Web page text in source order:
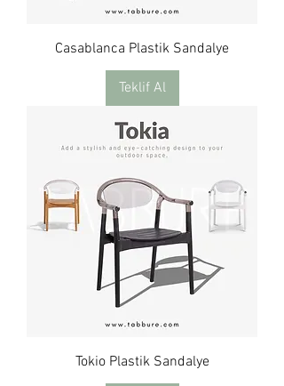
Casablanca Plastik Sandalye
Teklif Al
Tokio Plastik Sandalye